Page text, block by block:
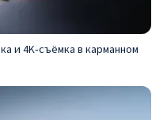
и 4K‑съёмка в карманном